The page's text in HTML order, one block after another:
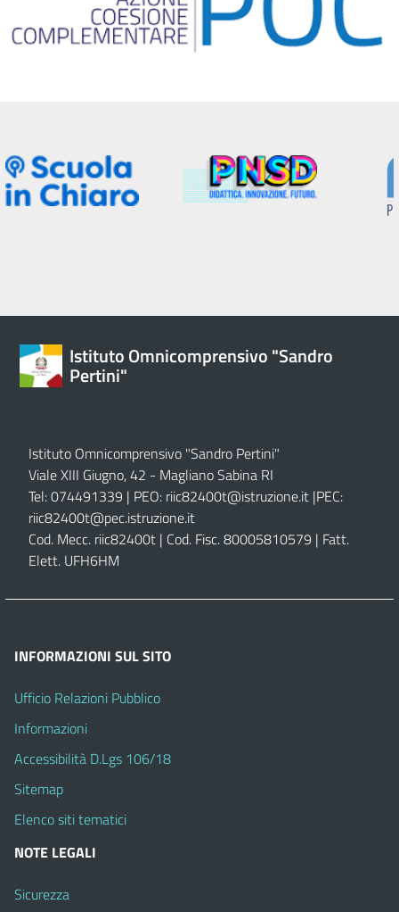
Istituto Omnicomprensivo "Sandro
Pertini"
Istituto Omnicomprensivo "Sandro Pertini"
Viale XIII Giugno, 42 - Magliano Sabina RI
Tel: 074491339 | PEO: riic82400t@istruzione.it |PEC:
riic82400t@pec.istruzione.it
Cod. Mecc. riic82400t | Cod. Fisc. 80005810579 | Fatt.
Elett. UFH6HM
INFORMAZIONI SUL SITO
Ufficio Relazioni Pubblico
Informazioni
Accessibilità D.Lgs 106/18
Sitemap
Elenco siti tematici
NOTE LEGALI
Sicurezza